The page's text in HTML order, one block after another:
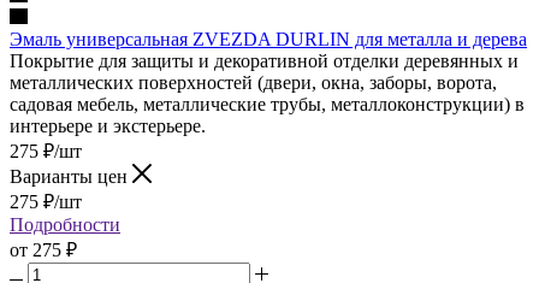
Эмаль универсальная ZVEZDA DURLIN для металла и дерева
Покрытие для защиты и декоративной отделки деревянных и
металлических поверхностей (двери, окна, заборы, ворота,
садовая мебель, металлические трубы, металлоконструкции) в
интерьере и экстерьере.
275 ₽/шт
Варианты цен
275 ₽/шт
Подробности
от 275 ₽